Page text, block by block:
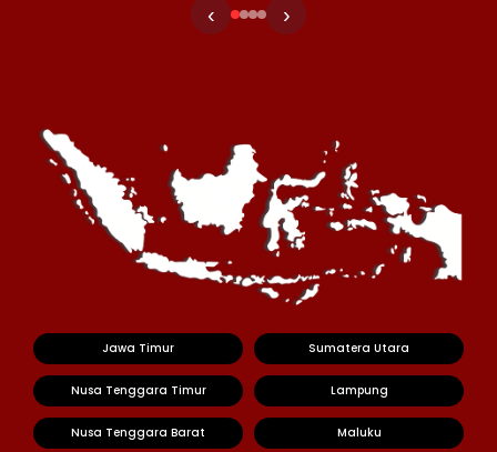
‹ ›
Jawa Timur Sumatera Utara
Nusa Tenggara Timur Lampung
Nusa Tenggara Barat Maluku